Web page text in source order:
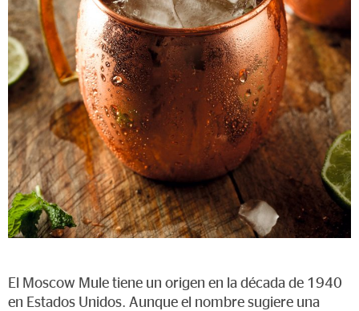
El Moscow Mule tiene un origen en la década de 1940
en Estados Unidos. Aunque el nombre sugiere una